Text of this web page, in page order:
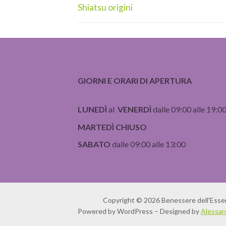
articoli
Articolo
Shiatsu origini
GIORNI E ORARI DI APERTURA
LUNEDÌ al VENERDÌ dalle 09:00 alle 19:00
MARTEDÌ CHIUSO
SABATO dalle 09:00 alle 13:00
Copyright © 2026 Benessere
Powered by WordPress – Designed by